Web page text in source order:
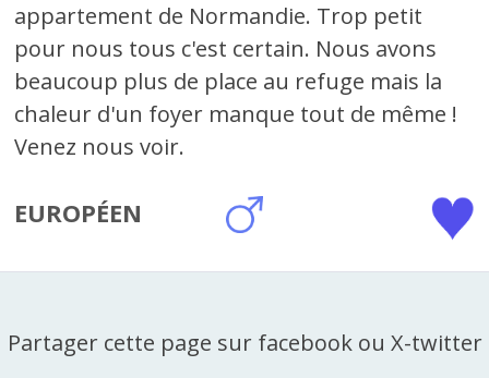
appartement de Normandie. Trop petit
pour nous tous c'est certain. Nous avons
beaucoup plus de place au refuge mais la
chaleur d'un foyer manque tout de même !
Venez nous voir.
EUROPÉEN
Partager cette page sur facebook ou X-twitter